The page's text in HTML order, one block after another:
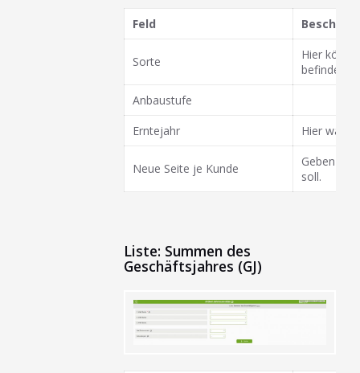
Feld
Sorte
Hier
befinden
Anbaustufe
Erntejahr
Hier
Neue Seite je Kunde
Geben Sie
soll.
Liste: Summen des
Geschäftsjahres (GJ)